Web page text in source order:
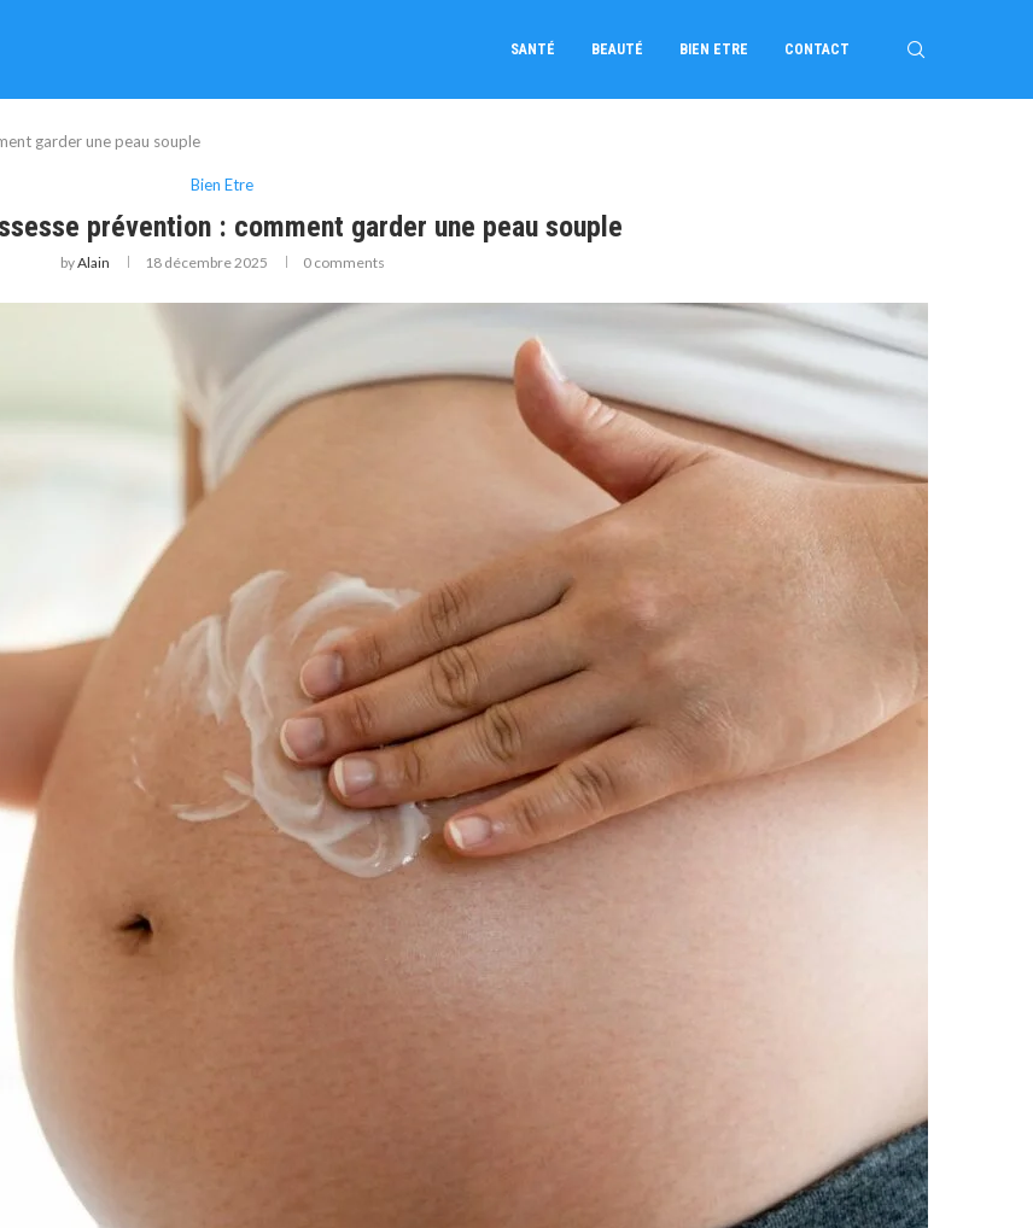
SANTÉ BEAUTÉ BIEN ETRE CONTACT
garder une peau souple
Bien Etre
prévention : comment garder une peau souple
byAlain 18 décembre 2025 0 comments